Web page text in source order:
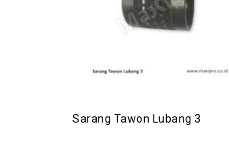
Sarang Tawon Lubang 3